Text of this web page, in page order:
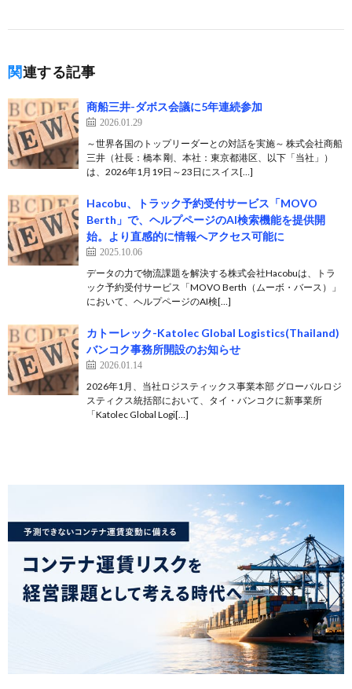
関連する記事
商船三井-ダボス会議に5年連続参加
2026.01.29
～世界各国のトップリーダーとの対話を実施～ 株式会社商船
三井（社長：橋本 剛、本社：東京都港区、以下「当社」）
は、2026年1月19日～23日にスイス[…]
Hacobu、トラック予約受付サービス「MOVO
Berth」で、ヘルプページのAI検索機能を提供開
始。より直感的に情報へアクセス可能に
2025.10.06
データの力で物流課題を解決する株式会社Hacobuは、トラ
ック予約受付サービス「MOVO Berth（ムーボ・バース）」
において、ヘルプページのAI検[…]
カトーレック-Katolec Global Logistics(Thailand)
バンコク事務所開設のお知らせ
2026.01.14
2026年1月、当社ロジスティックス事業本部 グローバルロジ
スティクス統括部において、タイ・バンコクに新事業所
「Katolec Global Logi[…]